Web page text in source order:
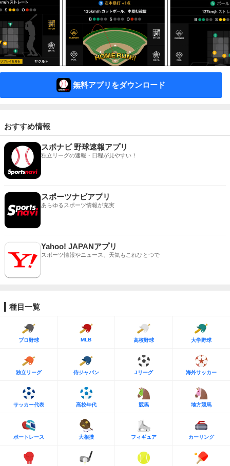
無料アプリをダウンロード
おすすめ情報
スポナビ 野球速報アプリ
独立リーグの速報・日程が見やすい！
スポーツナビアプリ
あらゆるスポーツ情報が充実
Yahoo! JAPANアプリ
スポーツ情報やニュース、天気もこれひとつで
種目一覧
プロ野球 MLB 高校野球 大学野球
独立リーグ 侍ジャパン Jリーグ 海外サッカー
サッカー代表 高校年代 競馬 地方競馬
ボートレース 大相撲 フィギュア カーリング